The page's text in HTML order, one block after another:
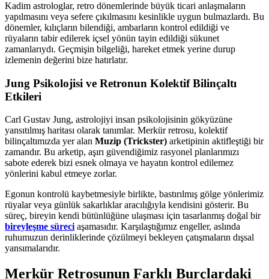
Kadim astrologlar, retro dönemlerinde büyük ticari anlaşmaların
yapılmasını veya sefere çıkılmasını kesinlikle uygun bulmazlardı. Bu
dönemler, kılıçların bilendiği, ambarların kontrol edildiği ve
rüyaların tabir edilerek içsel yönün tayin edildiği sükunet
zamanlarıydı. Geçmişin bilgeliği, hareket etmek yerine durup
izlemenin değerini bize hatırlatır.
Jung Psikolojisi ve Retronun Kolektif Bilinçaltı
Etkileri
Carl Gustav Jung, astrolojiyi insan psikolojisinin gökyüzüne
yansıtılmış haritası olarak tanımlar. Merkür retrosu, kolektif
bilinçaltımızda yer alan Muzip (Trickster) arketipinin aktifleştiği bir
zamandır. Bu arketip, aşırı güvendiğimiz rasyonel planlarımızı
sabote ederek bizi esnek olmaya ve hayatın kontrol edilemez
yönlerini kabul etmeye zorlar.
Egonun kontrolü kaybetmesiyle birlikte, bastırılmış gölge yönlerimiz
rüyalar veya günlük sakarlıklar aracılığıyla kendisini gösterir. Bu
süreç, bireyin kendi bütünlüğüne ulaşması için tasarlanmış doğal bir
bireyleşme süreciaşamasıdır. Karşılaştığımız engeller, aslında
ruhumuzun derinliklerinde çözülmeyi bekleyen çatışmaların dışsal
yansımalarıdır.
Merkür Retrosunun Farklı Burçlardaki